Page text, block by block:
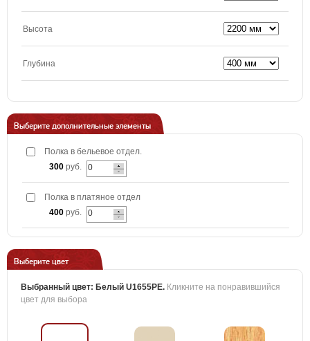
Высота
Глубина
Выберите дополнительные элементы
Полка в бельевое отдел.
300 руб.
Полка в платяное отдел
400 руб.
Выберите цвет
Выбранный цвет: Белый U1655PE. Кликните на понравившийся
цвет для выбора